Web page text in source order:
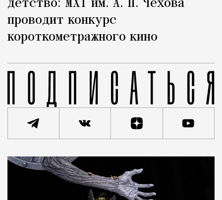
детство: МХТ им. А. П. Чехова
проводит конкурс
короткометражного кино